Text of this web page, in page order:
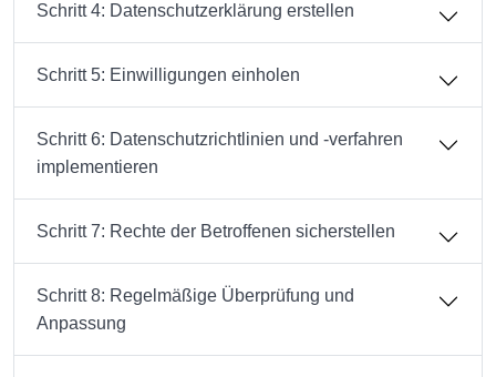
Schritt 4: Datenschutzerklärung erstellen
Schritt 5: Einwilligungen einholen
Schritt 6: Datenschutzrichtlinien und -verfahren
implementieren
Schritt 7: Rechte der Betroffenen sicherstellen
Schritt 8: Regelmäßige Überprüfung und
Anpassung